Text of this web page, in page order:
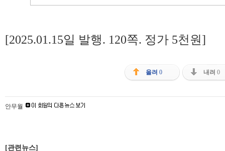
[2025.01.15일 발행. 120쪽. 정가 5천원]
올려 0 내려 0
안무월
[관련뉴스]